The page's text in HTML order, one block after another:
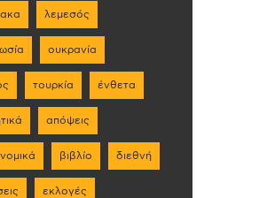
λεμεσός
ουκρανία
τουρκία ένθετα
απόψεις
βιβλίο διεθνή
εκλογές